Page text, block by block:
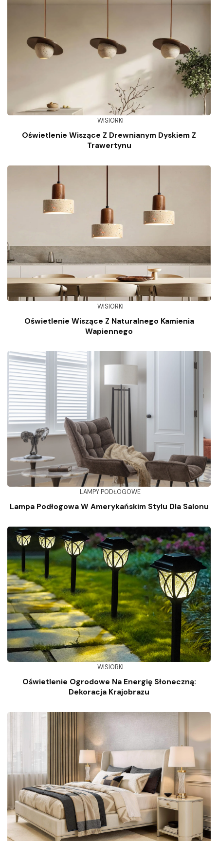
WISIORKI
Oświetlenie Wiszące Z Drewnianym Dyskiem Z
Trawertynu
WISIORKI
Oświetlenie Wiszące Z Naturalnego Kamienia
Wapiennego
LAMPY PODŁOGOWE
Lampa Podłogowa W Amerykańskim Stylu Dla Salonu
WISIORKI
Oświetlenie Ogrodowe Na Energię Słoneczną:
Dekoracja Krajobrazu